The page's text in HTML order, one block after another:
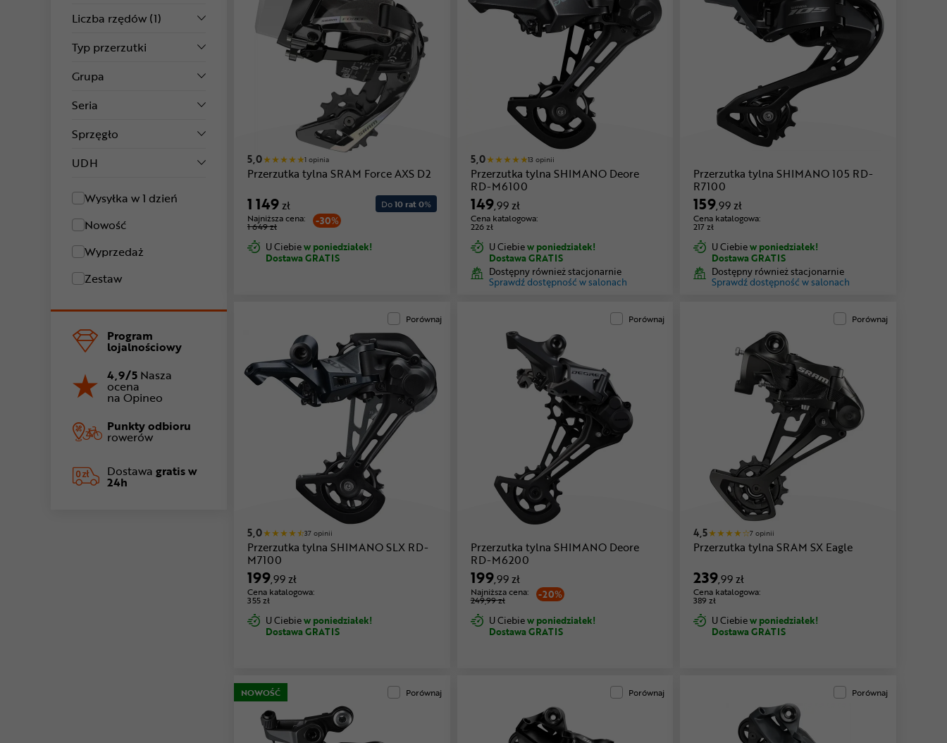
Liczba rzędów (1)
Typ przerzutki
Grupa
Seria
Sprzęgło
UDH
Wysyłka w 1 dzień
Nowość
Wyprzedaż
Zestaw
Program
lojalnościowy
4,9/5 Nasza
ocena
na Opineo
Punkty odbioru
rowerów
Dostawa gratis w
24h
5,0 1 opinia
Przerzutka tylna SRAM Force AXS D2
1 149zł
-30%
Najniższa cena:
1 649 zł
Do10 rat 0%
U Ciebiew poniedziałek!
Dostawa GRATIS
5,0 13 opinii
Przerzutka tylna SHIMANO Deore
RD-M6100
149,99 zł
Cena katalogowa:
226 zł
U Ciebiew poniedziałek!
Dostawa GRATIS
Dostępny również stacjonarnie
Sprawdź dostępność w salonach
Przerzutka tylna SHIMANO 105 RD-
R7100
159,99 zł
Cena katalogowa:
217 zł
U Ciebiew poniedziałek!
Dostawa GRATIS
Dostępny również stacjonarnie
Sprawdź dostępność w salonach
Porównaj
5,0 37 opinii
Przerzutka tylna SHIMANO SLX RD-
M7100
199,99 zł
Cena katalogowa:
355 zł
U Ciebiew poniedziałek!
Dostawa GRATIS
Porównaj
Przerzutka tylna SHIMANO Deore
RD-M6200
199,99 zł
-20%
Najniższa cena:
249,99 zł
U Ciebiew poniedziałek!
Dostawa GRATIS
Porównaj
4,5 7 opinii
Przerzutka tylna SRAM SX Eagle
239,99 zł
Cena katalogowa:
389 zł
U Ciebiew poniedziałek!
Dostawa GRATIS
NOWOŚĆ Porównaj Porównaj Porównaj